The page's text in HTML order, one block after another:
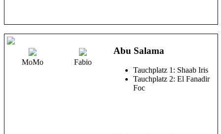
MoMo Fabio
Abu Salama
Tauchplatz 1: Shaab Iris
Tauchplatz 2: El Fanadir
Foc